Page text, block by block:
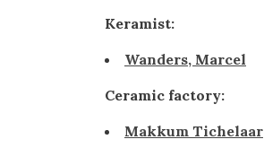
Keramist:
Wanders, Marcel
Ceramic factory:
Makkum Tichelaar